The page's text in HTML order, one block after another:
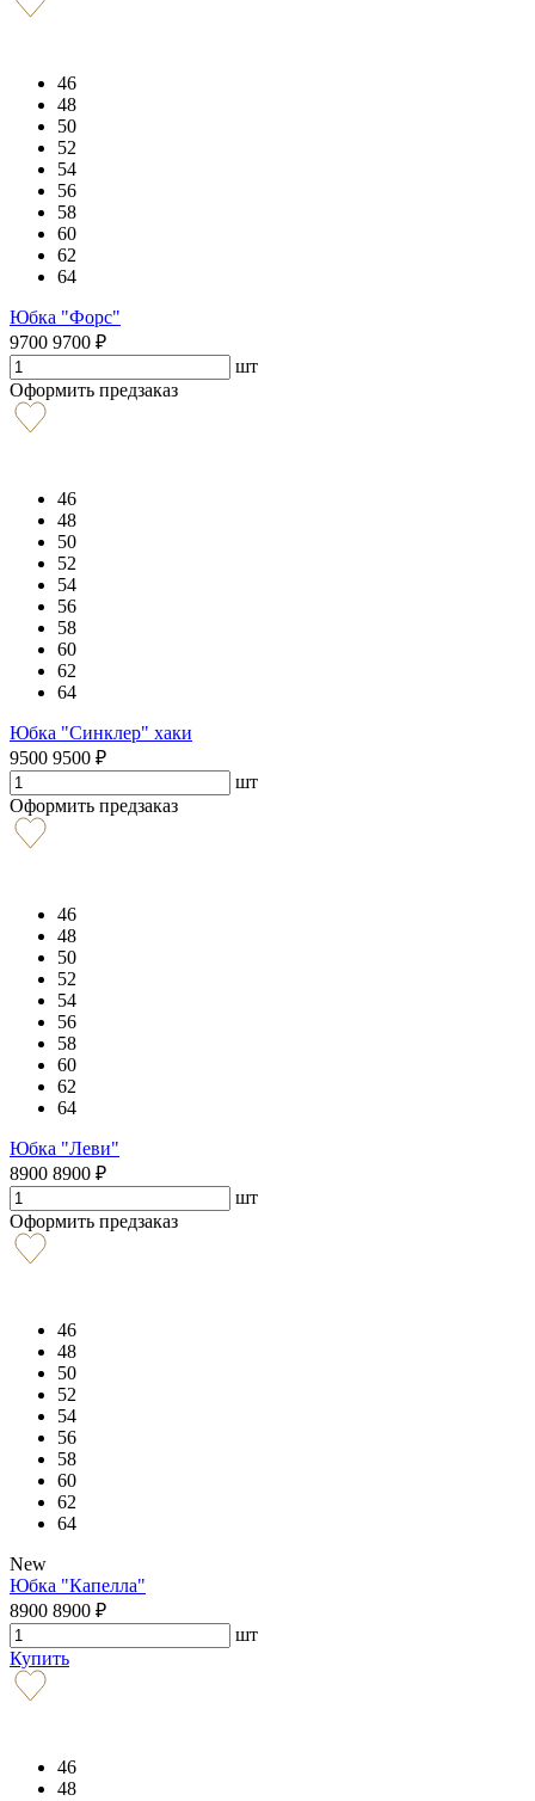
46
48
50
52
54
56
58
60
62
64
Юбка "Форс"
9700 9700 ₽
шт
Оформить предзаказ
46
48
50
52
54
56
58
60
62
64
Юбка "Синклер" хаки
9500 9500 ₽
шт
Оформить предзаказ
46
48
50
52
54
56
58
60
62
64
Юбка "Леви"
8900 8900 ₽
шт
Оформить предзаказ
46
48
50
52
54
56
58
60
62
64
New
Юбка "Капелла"
8900 8900 ₽
шт
Купить
46
48